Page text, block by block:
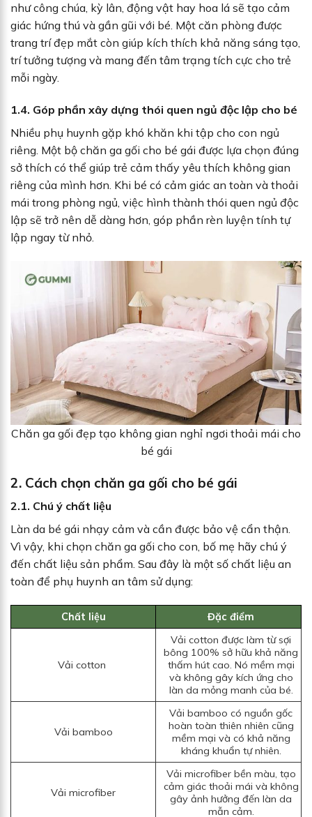
như công chúa, kỳ lân, động vật hay hoa lá sẽ tạo cảm
giác hứng thú và gần gũi với bé. Một căn phòng được
trang trí đẹp mắt còn giúp kích thích khả năng sáng tạo,
trí tưởng tượng và mang đến tâm trạng tích cực cho trẻ
mỗi ngày.
1.4. Góp phần xây dựng thói quen ngủ độc lập cho bé
Nhiều phụ huynh gặp khó khăn khi tập cho con ngủ
riêng. Một bộ chăn ga gối cho bé gái được lựa chọn đúng
sở thích có thể giúp trẻ cảm thấy yêu thích không gian
riêng của mình hơn. Khi bé có cảm giác an toàn và thoải
mái trong phòng ngủ, việc hình thành thói quen ngủ độc
lập sẽ trở nên dễ dàng hơn, góp phần rèn luyện tính tự
lập ngay từ nhỏ.
Chăn ga gối đẹp tạo không gian nghỉ ngơi thoải mái cho
bé gái
2. Cách chọn chăn ga gối cho bé gái
2.1. Chú ý chất liệu
Làn da bé gái nhạy cảm và cần được bảo vệ cẩn thận.
Vì vậy, khi chọn chăn ga gối cho con, bố mẹ hãy chú ý
đến chất liệu sản phẩm. Sau đây là một số chất liệu an
toàn để phụ huynh an tâm sử dụng:
Chất liệu Đặc điểm
Vải cotton
Vải cotton được làm từ sợi
bông 100% sở hữu khả năng
thấm hút cao. Nó mềm mại
và không gây kích ứng cho
làn da mỏng manh của bé.
Vải bamboo
Vải bamboo có nguồn gốc
hoàn toàn thiên nhiên cũng
mềm mại và có khả năng
kháng khuẩn tự nhiên.
Vải microfiber
Vải microfiber bền màu, tạo
cảm giác thoải mái và không
gây ảnh hưởng đến làn da
mẫn cảm.